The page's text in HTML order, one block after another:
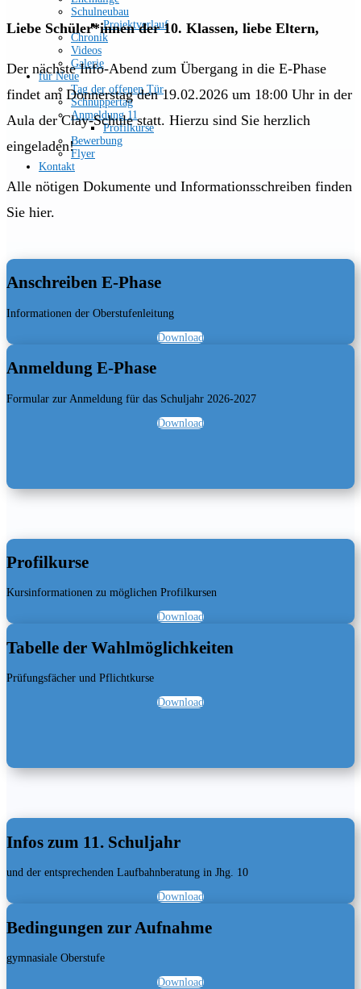
Schulneubau
Projektverlauf
Chronik
Videos
Galerie
für Neue
Tag der offenen Tür
Schnuppertag
Anmeldung 11
Profilkurse
Bewerbung
Flyer
Kontakt
Liebe Schüler*innen der 10. Klassen, liebe Eltern,
Der nächste Info-Abend zum Übergang in die E-Phase
findet am Donnerstag den 19.02.2026 um 18:00 Uhr in der
Aula der Clay-Schule statt. Hierzu sind Sie herzlich
eingeladen!
Alle nötigen Dokumente und Informationsschreiben finden
Sie hier.
Anschreiben E-Phase
Informationen der Oberstufenleitung
Download
Anmeldung E-Phase
Formular zur Anmeldung für das Schuljahr 2026-2027
Download
Profilkurse
Kursinformationen zu möglichen Profilkursen
Download
Tabelle der Wahlmöglichkeiten
Prüfungsfächer und Pflichtkurse
Download
Infos zum 11. Schuljahr
und der entsprechenden Laufbahnberatung in Jhg. 10
Download
Bedingungen zur Aufnahme
gymnasiale Oberstufe
Download